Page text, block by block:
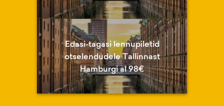
Edasi-tagasi lennupiletid
otselendudele Tallinnast
Hamburgi al 98€